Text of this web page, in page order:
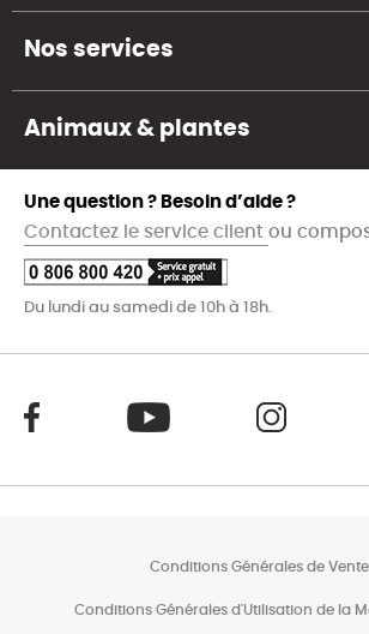
Nos services
Animaux & plantes
Une question ? Besoin d’aide ?
Contactez le service client ou
Du lundi au samedi de 10h à 18h.
Conditions Générales de Vente
Conditions Générales d'Utilisation de la